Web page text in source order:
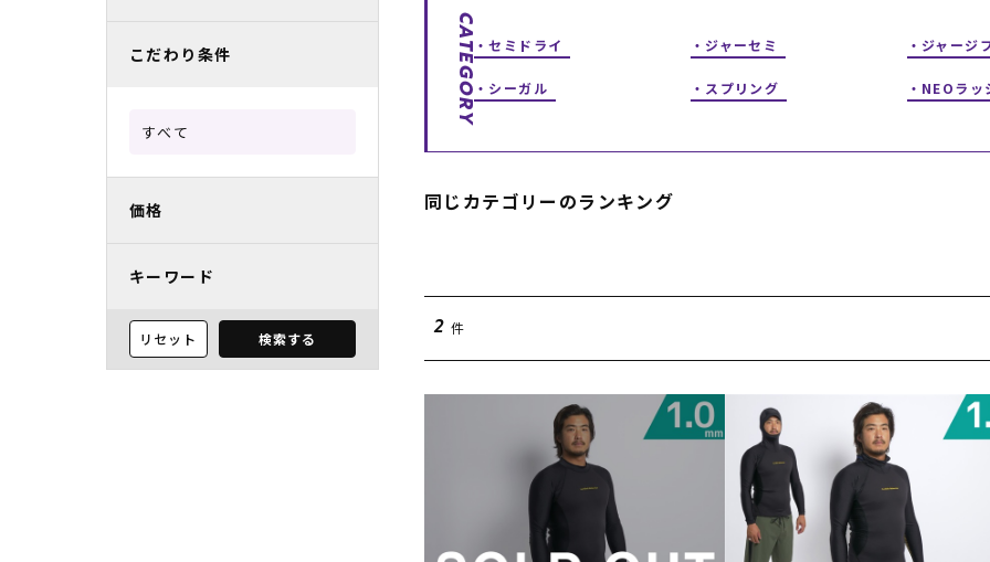
SNOW TOP
CATEGORY セミドライ ジャーセミ ジャージ
シーガル スプリング NEOラッ
同じカテゴリーのランキング
2 件
こだわり条件
すべて
価格
キーワード
リセット 検索する